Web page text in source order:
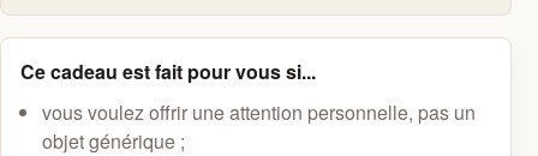
Ce cadeau est fait pour vous si...
vous voulez offrir une attention personnelle, pas un
objet générique ;